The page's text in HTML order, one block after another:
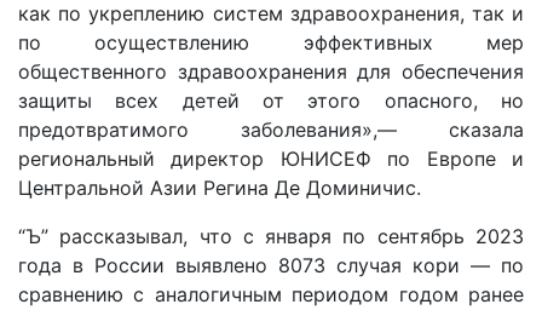
как по укреплению систем здравоохранения, так и
по осуществлению эффективных мер
общественного здравоохранения для обеспечения
защиты всех детей от этого опасного, но
предотвратимого заболевания»,— сказала
региональный директор ЮНИСЕФ по Европе и
Центральной Азии Регина Де Доминичис.
“Ъ” рассказывал, что с января по сентябрь 2023
года в России выявлено 8073 случая кори — по
сравнению с аналогичным периодом годом ранее